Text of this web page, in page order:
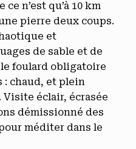
n’est qu’à 10 km
pierre deux coups.
et
de sable et de
foulard obligatoire
: chaud, et plein
éclair, écrasée
démissionné des
méditer dans le